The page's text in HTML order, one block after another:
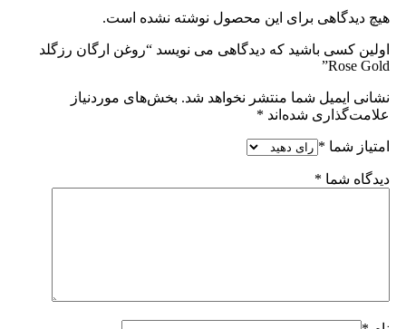
هیچ دیدگاهی برای این محصول نوشته نشده است.
اولین کسی باشید که دیدگاهی می نویسد “روغن ارگان رزگلد
Rose Gold”
نشانی ایمیل شما منتشر نخواهد شد. بخش‌های موردنیاز
علامت‌گذاری شده‌اند *
امتیاز شما *
دیدگاه شما *